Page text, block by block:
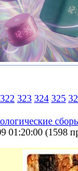
322 323 324 325
01:20:00 (1598